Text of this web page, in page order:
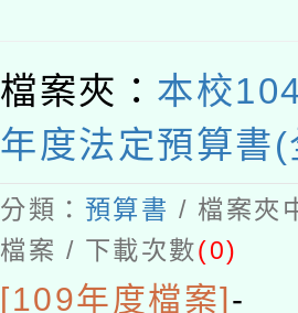
檔案夾： 本校
年度法定預算書
分類： 預算書 / 檔案夾
檔案 / 下載次數(0)
[109年度檔案]-